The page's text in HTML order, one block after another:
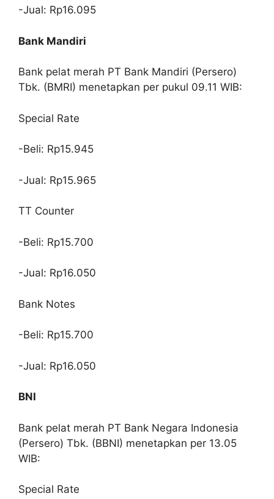
-Jual: Rp16.095
Bank Mandiri
Bank pelat merah PT Bank Mandiri (Persero)
Tbk. (BMRI) menetapkan per pukul 09.11 WIB:
Special Rate
-Beli: Rp15.945
-Jual: Rp15.965
TT Counter
-Beli: Rp15.700
-Jual: Rp16.050
Bank Notes
-Beli: Rp15.700
-Jual: Rp16.050
BNI
Bank pelat merah PT Bank Negara Indonesia
(Persero) Tbk. (BBNI) menetapkan per 13.05
WIB:
Special Rate